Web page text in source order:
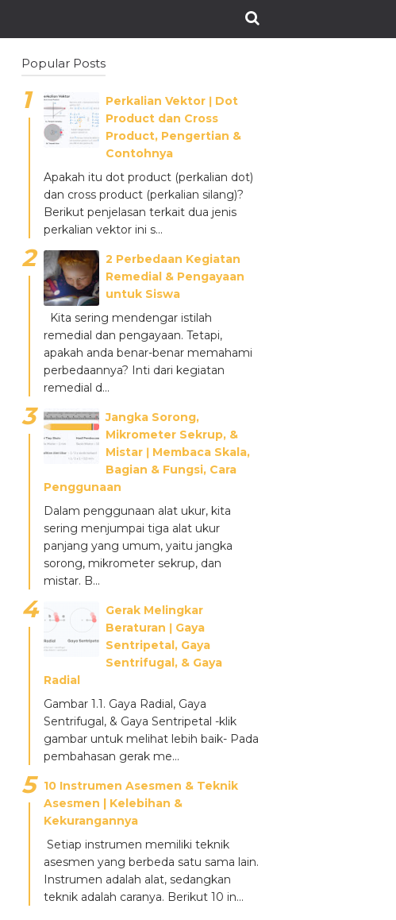
Popular Posts
Perkalian Vektor ǀ Dot
Product dan Cross
Product, Pengertian &
Contohnya
Apakah itu dot product (perkalian dot)
dan cross product (perkalian silang)?
Berikut penjelasan terkait dua jenis
perkalian vektor ini s...
2 Perbedaan Kegiatan
Remedial & Pengayaan
untuk Siswa
Kita sering mendengar istilah
remedial dan pengayaan. Tetapi,
apakah anda benar-benar memahami
perbedaannya? Inti dari kegiatan
remedial d...
Jangka Sorong,
Mikrometer Sekrup, &
Mistar ǀ Membaca Skala,
Bagian & Fungsi, Cara
Penggunaan
Dalam penggunaan alat ukur, kita
sering menjumpai tiga alat ukur
panjang yang umum, yaitu jangka
sorong, mikrometer sekrup, dan
mistar. B...
Gerak Melingkar
Beraturan ǀ Gaya
Sentripetal, Gaya
Sentrifugal, & Gaya
Radial
Gambar 1.1. Gaya Radial, Gaya
Sentrifugal, & Gaya Sentripetal -klik
gambar untuk melihat lebih baik- Pada
pembahasan gerak me...
10 Instrumen Asesmen & Teknik
Asesmen | Kelebihan &
Kekurangannya
Setiap instrumen memiliki teknik
asesmen yang berbeda satu sama lain.
Instrumen adalah alat, sedangkan
teknik adalah caranya. Berikut 10 in...